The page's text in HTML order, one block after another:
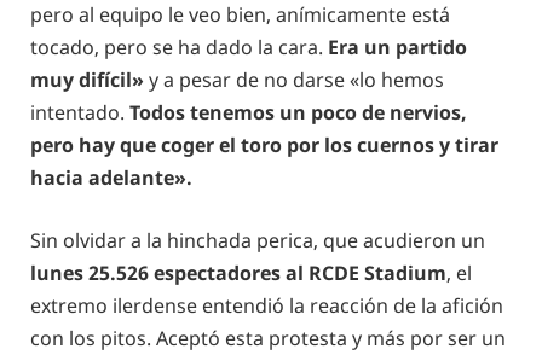
pero al equipo le veo bien, anímicamente está
tocado, pero se ha dado la cara. Era un partido
muy difícil» y a pesar de no darse «lo hemos
intentado. Todos tenemos un poco de nervios,
pero hay que coger el toro por los cuernos y tirar
hacia adelante».
Sin olvidar a la hinchada perica, que acudieron un
lunes 25.526 espectadores al RCDE Stadium, el
extremo ilerdense entendió la reacción de la afición
con los pitos. Aceptó esta protesta y más por ser un